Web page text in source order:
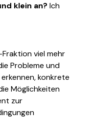
klein an? Ich
viel mehr
Probleme und
konkrete
Möglichkeiten
zur